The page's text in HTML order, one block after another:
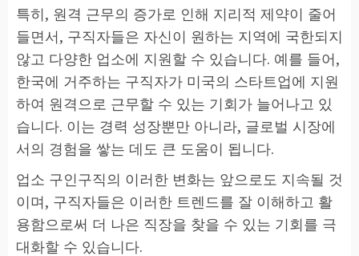
특히, 원격 근무의 증가로 인해 지리적 제약이 줄어
들면서, 구직자들은 자신이 원하는 지역에 국한되지
않고 다양한 업소에 지원할 수 있습니다. 예를 들어,
한국에 거주하는 구직자가 미국의 스타트업에 지원
하여 원격으로 근무할 수 있는 기회가 늘어나고 있
습니다. 이는 경력 성장뿐만 아니라, 글로벌 시장에
서의 경험을 쌓는 데도 큰 도움이 됩니다.
업소 구인구직의 이러한 변화는 앞으로도 지속될 것
이며, 구직자들은 이러한 트렌드를 잘 이해하고 활
용함으로써 더 나은 직장을 찾을 수 있는 기회를 극
대화할 수 있습니다.